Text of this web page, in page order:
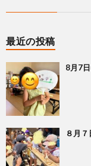
最近の投稿
8月7
８月